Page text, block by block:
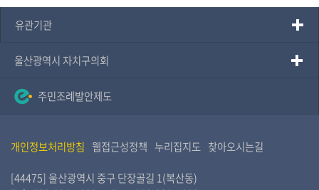
유관기관
울산광역시 자치구의회
주민조례발안제도
개인정보처리방침 웹접근성정책 누리집지도 찾아오시는길
[44475] 울산광역시 중구 단장골길 1(복산동)